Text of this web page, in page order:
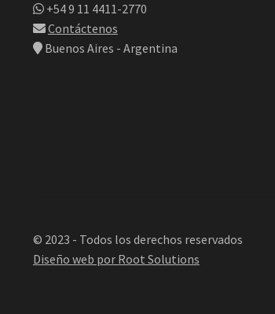
+54 9 11 4411-2770
Contáctenos
Buenos Aires - Argentina
© 2023 - Todos los derechos reservados
Diseño web por Root Solutions